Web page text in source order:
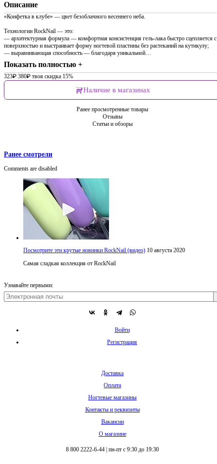
Описание
«Конфетка в клубе» — цвет безоблачного весеннего неба.
Технологии RockNail — это:
— архитектурная формула — комфортная консистенция гель-лака быстро сцепляется с
поверхностью и выстраивает форму ногтевой пластины без растеканий на кутикулу;
— выравнивающая способность — благодаря уникальной…
Показать полностью +
323₽ 380₽ твоя скидка 15%
Наличие в магазинах
Ранее просмотренные товары
Отзывы
Статьи и обзоры
Ранее смотрели
Comments are disabled
Посмотрите эти крутые новинки RockNail (видео) 10 августа 2020
Самая сладкая коллекция от RockNail
Узнавайте первыми:
Войти
Регистрация
Доставка
Оплата
Ногтевые магазины
Контакты и реквизиты
Вакансии
О магазине
8 800 2222-6-44 пн-пт с 9:30 до 19:30